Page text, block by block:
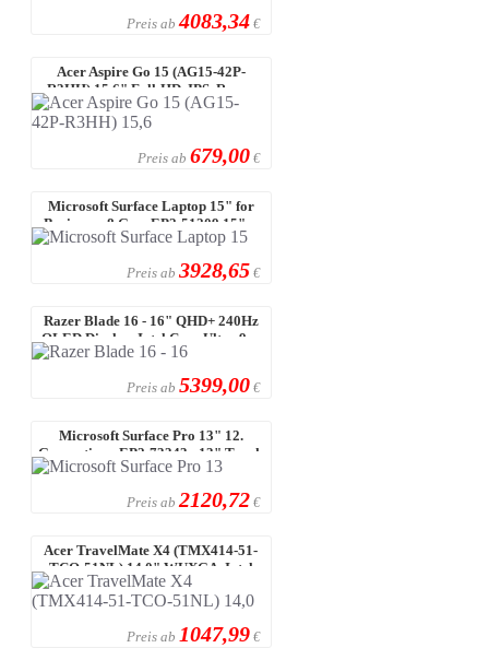
Preis ab 4083,34€
Acer Aspire Go 15 (AG15-42P-
R3HH) 15,6" Full-HD, IPS, Ryzen
R7-5 ...
Preis ab 679,00€
Microsoft Surface Laptop 15" for
Business - 8 Gen- EP2-51209 15" ...
Preis ab 3928,65 €
Razer Blade 16 - 16" QHD+ 240Hz
OLED Display, Intel Core Ultra 9 ...
Preis ab 5399,00€
Microsoft Surface Pro 13" 12.
Generation - EP2-73343 - 13" Touch
...
Preis ab 2120,72€
Acer TravelMate X4 (TMX414-51-
TCO-51NL) 14,0" WUXGA, Intel
Ultra ...
Preis ab 1047,99€